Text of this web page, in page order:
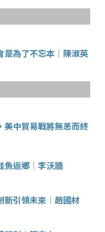
是為了不忘本│陳淑英
美中貿易戰將無恙而終
魚返鄉│李沃牆
新引領未來│趙國材